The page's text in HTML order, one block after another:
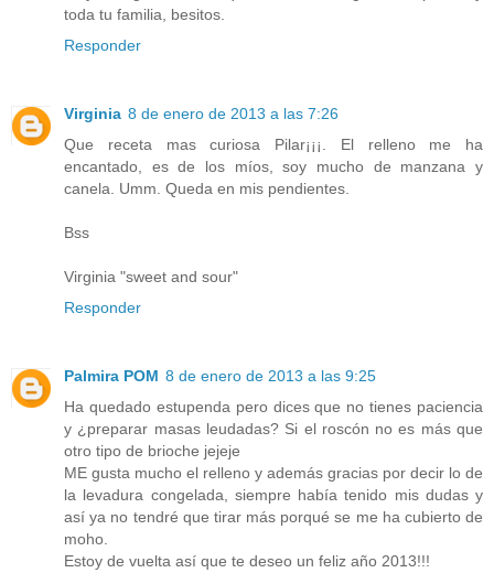
toda tu familia, besitos.
Responder
Virginia 8 de enero de 2013 a las 7:26
Que receta mas curiosa Pilar¡¡¡. El relleno me ha
encantado, es de los míos, soy mucho de manzana y
canela. Umm. Queda en mis pendientes.
Bss
Virginia "sweet and sour"
Responder
Palmira POM 8 de enero de 2013 a las 9:25
Ha quedado estupenda pero dices que no tienes paciencia
y ¿preparar masas leudadas? Si el roscón no es más que
otro tipo de brioche jejeje
ME gusta mucho el relleno y además gracias por decir lo de
la levadura congelada, siempre había tenido mis dudas y
así ya no tendré que tirar más porqué se me ha cubierto de
moho.
Estoy de vuelta así que te deseo un feliz año 2013!!!